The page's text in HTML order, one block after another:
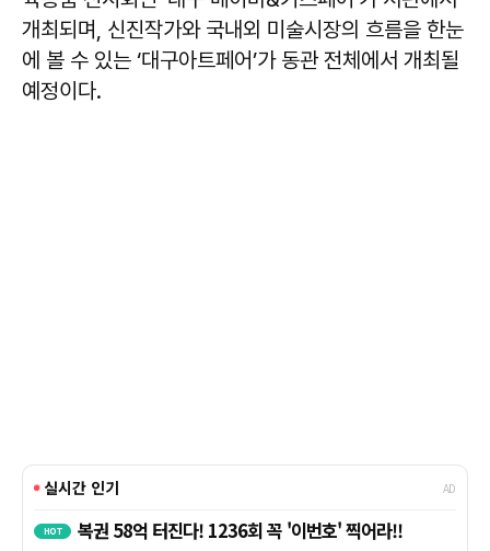
개최되며, 신진작가와 국내외 미술시장의 흐름을 한눈
에 볼 수 있는 ‘대구아트페어’가 동관 전체에서 개최될
예정이다.